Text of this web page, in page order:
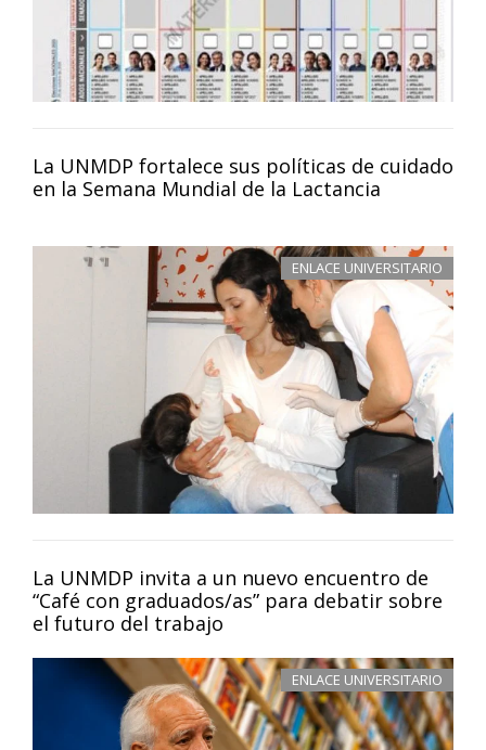
La UNMDP fortalece sus políticas de cuidado
en la Semana Mundial de la Lactancia
ENLACE UNIVERSITARIO
La UNMDP invita a un nuevo encuentro de
“Café con graduados/as” para debatir sobre
el futuro del trabajo
ENLACE UNIVERSITARIO